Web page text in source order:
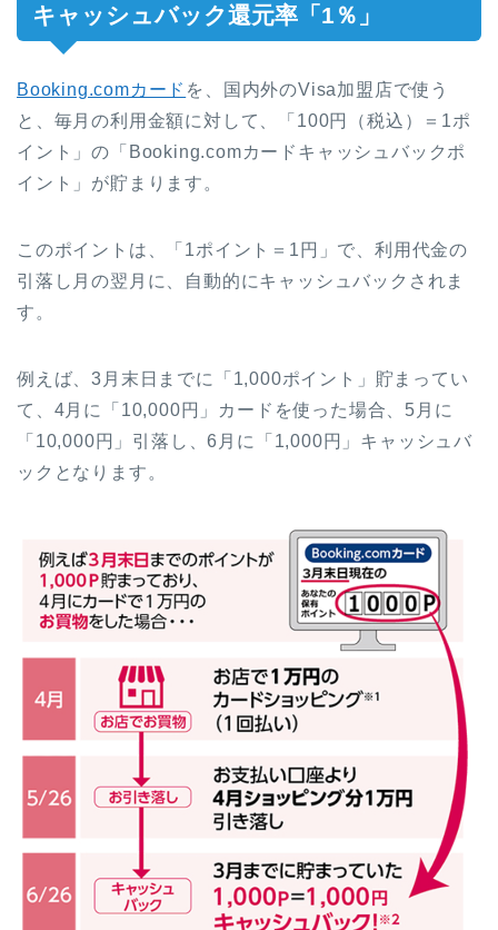
キャッシュバック還元率「1％」
Booking.comカード を、国内外のVisa加盟店で使う
と、毎月の利用金額に対して、「100円（税込）＝1ポ
イント」の「Booking.comカードキャッシュバックポ
イント」が貯まります。
このポイントは、「1ポイント＝1円」で、利用代金の
引落し月の翌月に、自動的にキャッシュバックされま
す。
例えば、3月末日までに「1,000ポイント」貯まってい
て、4月に「10,000円」カードを使った場合、5月に
「10,000円」引落し、6月に「1,000円」キャッシュバ
ックとなります。